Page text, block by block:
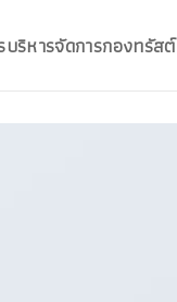
บริหารจัดการกองทรัสต์